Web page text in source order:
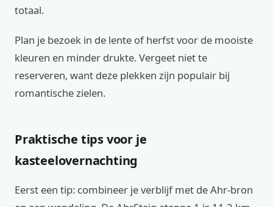
totaal.
Plan je bezoek in de lente of herfst voor de mooiste
kleuren en minder drukte. Vergeet niet te
reserveren, want deze plekken zijn populair bij
romantische zielen.
Praktische tips voor je
kasteelovernachting
Eerst een tip: combineer je verblijf met de Ahr-bron